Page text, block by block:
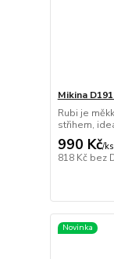
Mikina
Rubi je
střihem,
990 Kč/ks
818 Kč bez
Novinka